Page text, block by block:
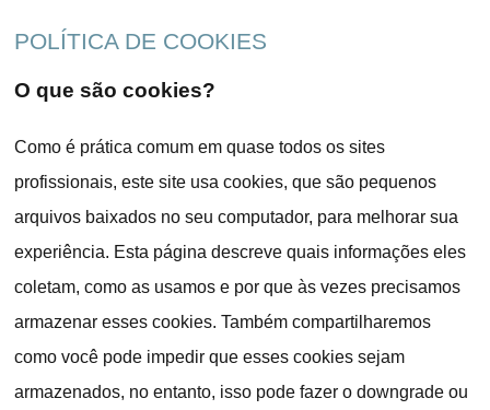
POLÍTICA DE COOKIES
O que são cookies?
Como é prática comum em quase todos os sites
profissionais, este site usa cookies, que são pequenos
arquivos baixados no seu computador, para melhorar sua
experiência. Esta página descreve quais informações eles
coletam, como as usamos e por que às vezes precisamos
armazenar esses cookies. Também compartilharemos
como você pode impedir que esses cookies sejam
armazenados, no entanto, isso pode fazer o downgrade ou